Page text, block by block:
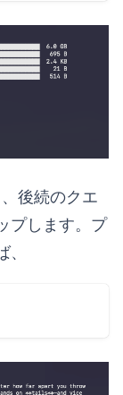
後続のクエ
プします。プ